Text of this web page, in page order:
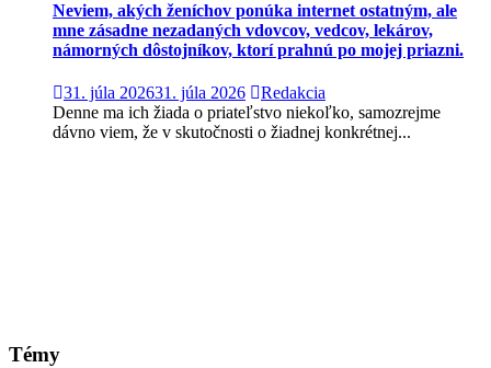
Neviem, akých ženíchov ponúka internet ostatným, ale
mne zásadne nezadaných vdovcov, vedcov, lekárov,
námorných dôstojníkov, ktorí prahnú po mojej priazni.
31. júla 202631. júla 2026
Redakcia
Denne ma ich žiada o priateľstvo niekoľko, samozrejme
dávno viem, že v skutočnosti o žiadnej konkrétnej...
Témy